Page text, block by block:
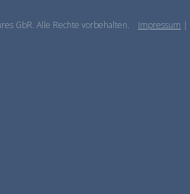
GbR. Alle Rechte vorbehalten. Impressum |